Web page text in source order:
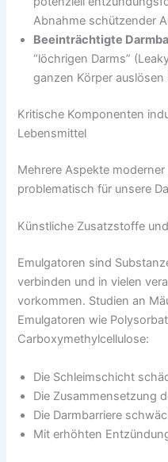
Abnahme schützender
Beeinträchtigte
“löchrigen Darms”
ganzen Körper auslösen
Kritische Komponenten
Lebensmittel
Mehrere Aspekte
problematisch für unsere
Künstliche Zusatzstoffe
Emulgatoren sind
verbinden und in vielen
vorkommen. Studien an
Emulgatoren wie
Carboxymethylcellulose:
Die Schleimschicht
Die Zusammensetzung
Die Darmbarriere
Mit erhöhten